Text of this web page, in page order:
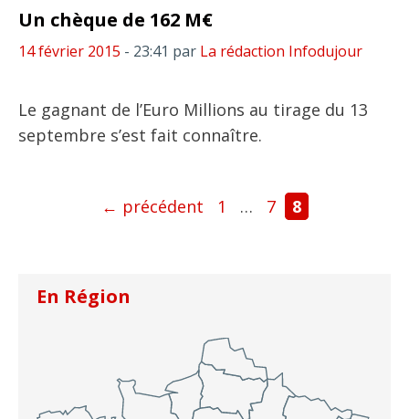
Un chèque de 162 M€
14 février 2015 - 23:41 par La rédaction Infodujour
Le gagnant de l’Euro Millions au tirage du 13
septembre s’est fait connaître.
← précédent Page
1 … Page
7 Page
8
En Région